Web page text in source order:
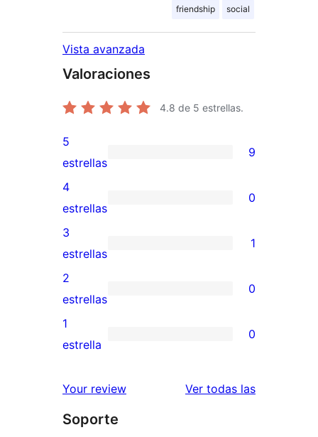
friendship social
Vista avanzada
Valoraciones
4.8 de 5 estrellas.
9
valoraciones
de
5
estrellas
5
estrellas
9
0
valoraciones
de
4
estrellas
4
estrellas
0
1
valoración
de
3
estrellas
3
estrellas
1
0
valoraciones
de
estrellas
2
estrellas
0
0
de
estrellas
1
estrella
0
Your review Ver todas las
Soporte